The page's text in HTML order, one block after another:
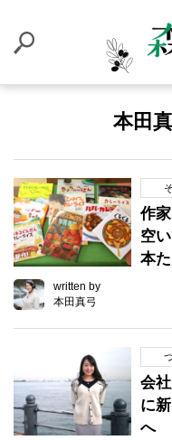
本田
作
空
本
written by
本田真弓
会
に
へ